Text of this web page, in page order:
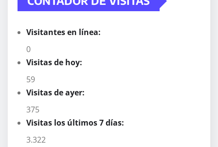
Visitantes en línea:
0
Visitas de hoy:
59
Visitas de ayer:
375
Visitas los últimos 7 días:
3.322